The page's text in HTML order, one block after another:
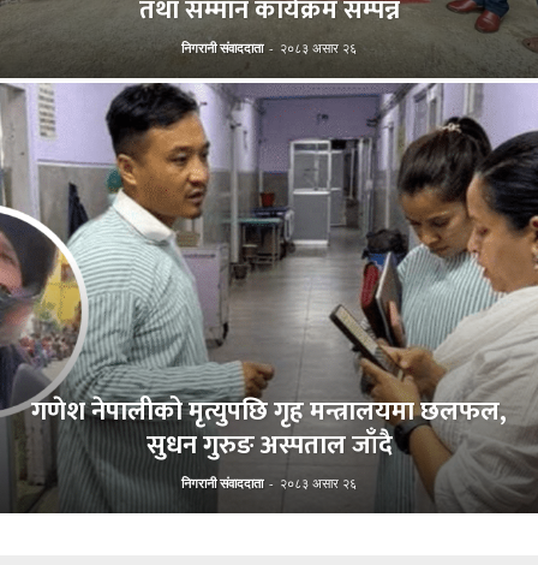
तथा सम्मान कार्यक्रम सम्पन्न
निगरानी संवाददाता - २०८३ असार २६
गणेश नेपालीको मृत्युपछि गृह मन्त्रालयमा छलफल,
सुधन गुरुङ अस्पताल जाँदै
निगरानी संवाददाता - २०८३ असार २६